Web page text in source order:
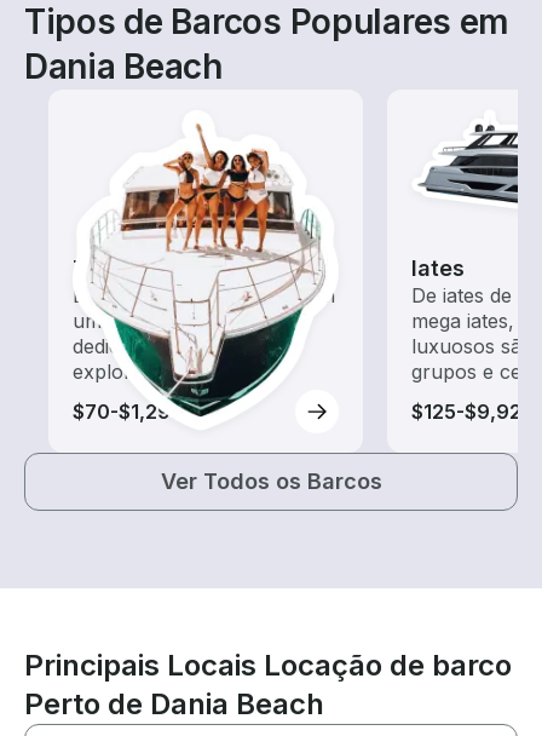
Tipos de Barcos Populares em
Dania Beach
Tours
Explore as águas locais com
um aluguel de barco
dedicado a passeios e
exploração
$70-$1,295
Iates
De iates de
mega iates,
luxuosos são
grupos e
$125-$9,925
Ver Todos os Barcos
Principais Locais Locação de barco
Perto de Dania Beach